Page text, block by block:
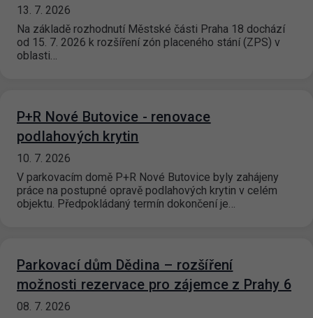
13. 7. 2026
Na základě rozhodnutí Městské části Praha 18 dochází
od 15. 7. 2026 k rozšíření zón placeného stání (ZPS) v
oblasti…
P+R Nové Butovice - renovace
podlahových krytin
10. 7. 2026
V parkovacím domě P+R Nové Butovice byly zahájeny
práce na postupné opravě podlahových krytin v celém
objektu. Předpokládaný termín dokončení je…
Parkovací dům Dědina – rozšíření
možnosti rezervace pro zájemce z Prahy 6
08. 7. 2026